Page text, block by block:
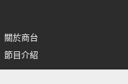
關於商台
節目介紹